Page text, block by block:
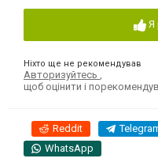
Я
Ніхто ще не рекомендував
Авторизуйтесь
щоб оцінити і
Reddit
WhatsApp